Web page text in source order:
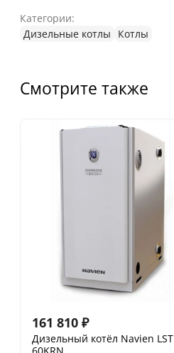
Категории:
Дизельные котлы
Котлы
Смотрите также
161 810 ₽
Дизельный котёл Navien LST